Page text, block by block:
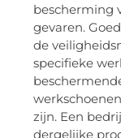
bescherming
gevaren.
de
specifieke
zijn. Een
dergelijke